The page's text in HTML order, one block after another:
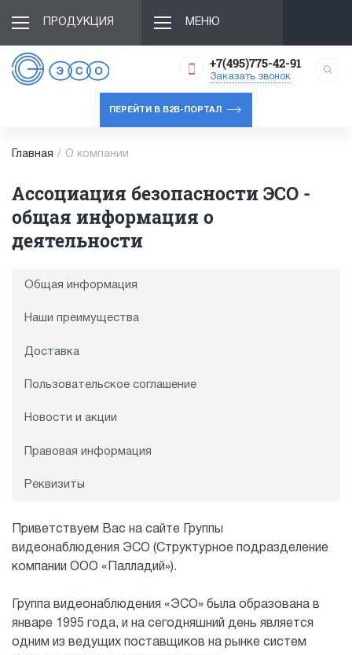
ПРОДУКЦИЯ МЕНЮ
+7(495)775-42-91
Заказать звонок
ПЕРЕЙТИ В B2B-ПОРТАЛ
Главная / О компании
Ассоциация безопасности ЭСО -
общая информация о
деятельности
Общая информация
Наши преимущества
Доставка
Пользовательское соглашение
Новости и акции
Правовая информация
Реквизиты
Приветствуем Вас на сайте Группы
видеонаблюдения ЭСО (Структурное подразделение
компании ООО «Палладий»).
Группа видеонаблюдения «ЭСО» была образована в
январе 1995 года, и на сегодняшний день является
одним из ведущих поставщиков на рынке систем